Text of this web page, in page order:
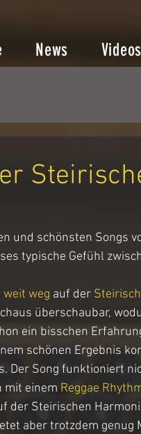
News Videos
und schönsten Songs
typische Gefühl
weit weg auf der
überschaubar,
ein bisschen
schönen Ergebnis
Der Song funktioniert
mit einem Reggae
der Steirischen
aber trotzdem genug